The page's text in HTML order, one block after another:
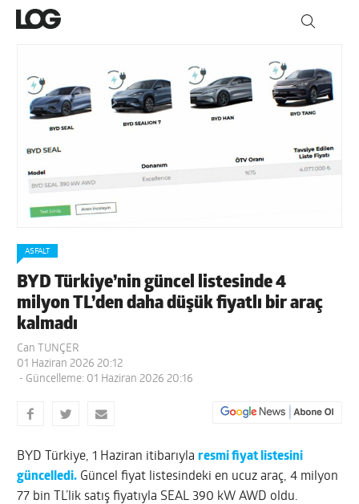
ASFALT
BYD Türkiye’nin güncel listesinde 4
milyon TL’den daha düşük fiyatlı bir araç
kalmadı
Can TUNÇER
01 Haziran 2026 20:12
- Güncelleme: 01 Haziran 2026 20:16
BYD Türkiye, 1 Haziran itibarıylaresmi fiyat listesini
güncelledi. Güncel fiyat listesindeki en ucuz araç, 4 milyon
77 bin TL’lik satış fiyatıyla SEAL 390 kW AWD oldu.